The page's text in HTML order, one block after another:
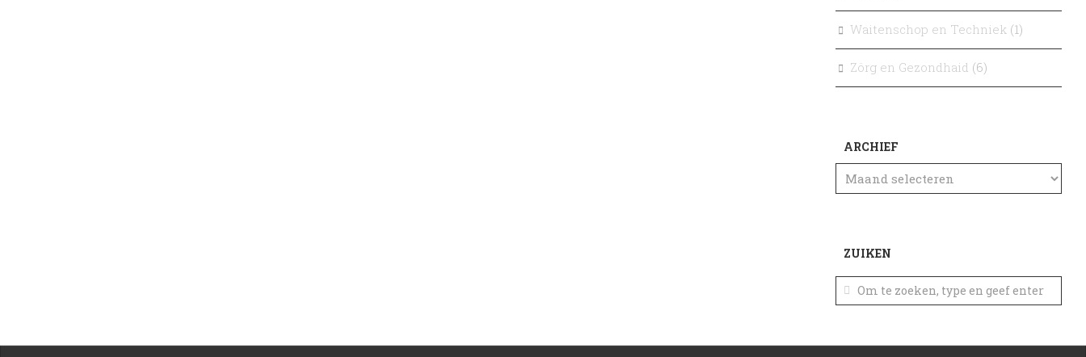
Waitenschop en Techniek (1)
Zörg en Gezondhaid (6)
ARCHIEF
ZUIKEN